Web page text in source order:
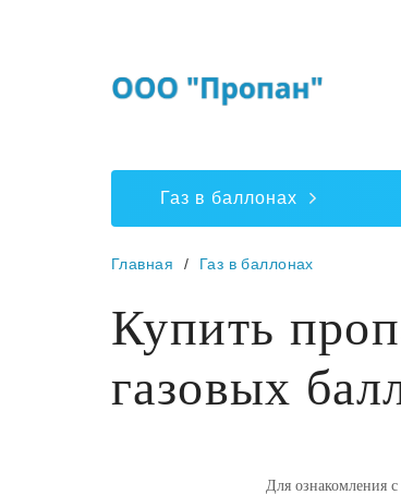
Газ в баллонах
Главная Газ в баллонах
Купить
газовых
Для ознакомления